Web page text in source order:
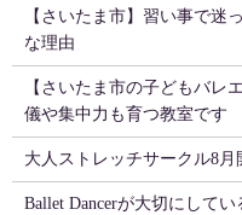
【さいたま市】習い事で迷
な理由
【さいたま市の子どもバレ
儀や集中力も育つ教室です
大人ストレッチサークル8月
Ballet Dancerが大切にして